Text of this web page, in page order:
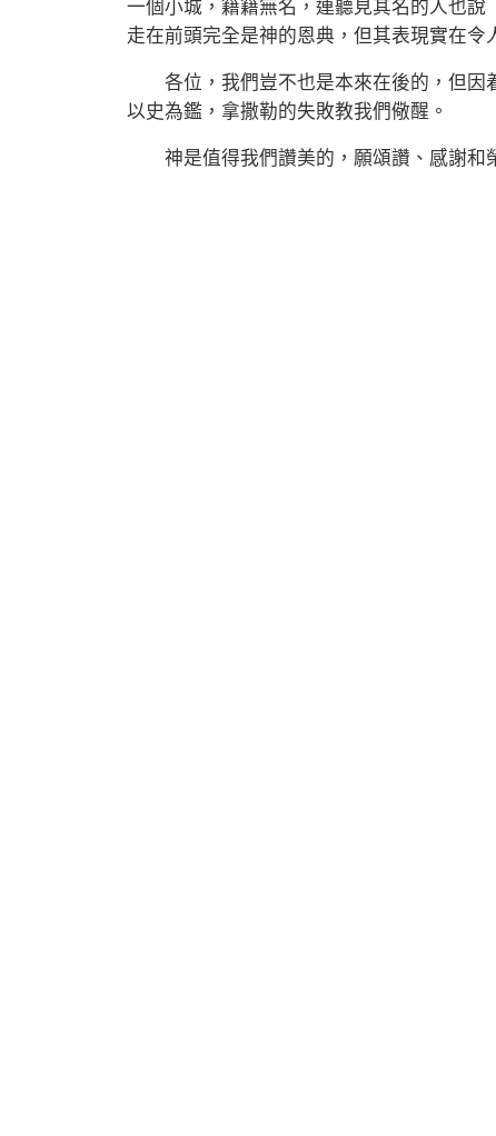
一個小城，籍籍無名，連聽見其名的人也
走在前頭完全是神的恩典，但其表現實在令
各位，我們豈不也是本來在後的，但因
以史為鑑，拿撒勒的失敗教我們儆醒。
神是值得我們讚美的，願頌讚、感謝和